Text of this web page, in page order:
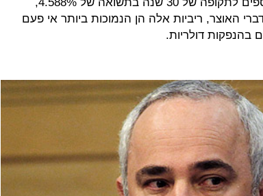
מרווח של 1.45%. לדברי האוצר, ריביות אלה הן הנמוכות ביותר אי פעם
דולריות.